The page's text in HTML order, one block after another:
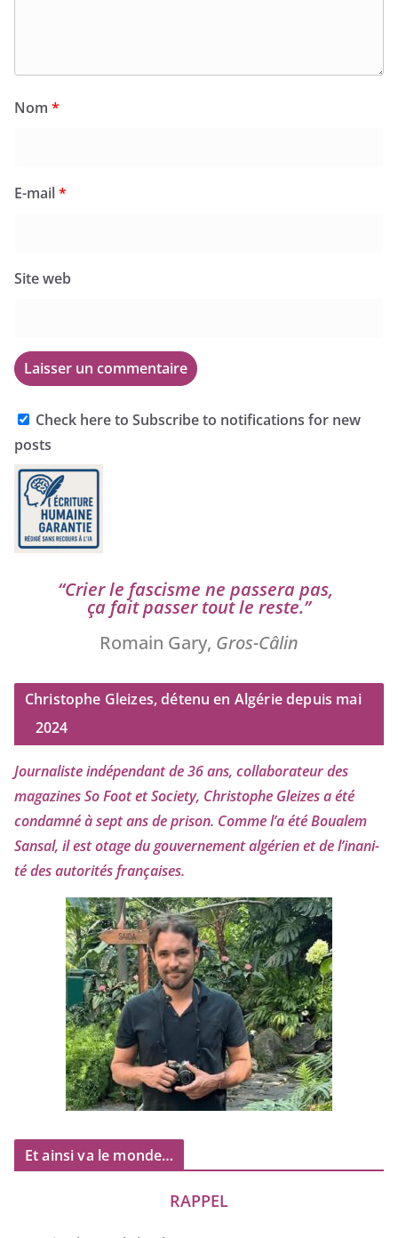
Nom *
E-mail*
Site web
Check here to Subscribe to notifications for new
posts
“Crier le fas­cisme ne pas­se­ra pas,
ça fait pas­ser tout le reste.”
Romain Gary, Gros-Câlin
Christophe Gleizes, détenu en Algérie depuis mai
2024
Journaliste indé­pen­dant de36ans, col­la­bo­ra­teur des
maga­zines So Foot et Society, Christophe Gleizesa été
condam­né à sept ans de pri­son. Comme l’a été Boualem
Sansal, il est otage du gou­ver­ne­ment algé­rien et de l’i­na­ni­
té des auto­ri­tés françaises.
Et ainsi va le monde…
RAPPEL